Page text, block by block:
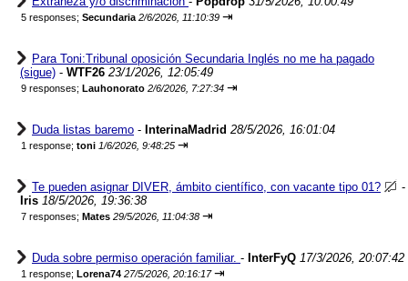
5 responses; Secundaria 2/6/2026, 11:10:39 ⇥
Para Toni:Tribunal oposición Secundaria Inglés no me ha pagado
(sigue) - WTF26 23/1/2026, 12:05:49
9 responses; Lauhonorato 2/6/2026, 7:27:34 ⇥
Duda listas baremo - InterinaMadrid 28/5/2026, 16:01:04
1 response; toni 1/6/2026, 9:48:25 ⇥
Te pueden asignar DIVER, ámbito científico, con vacante tipo 01?
-
Iris 18/5/2026, 19:36:38
7 responses; Mates 29/5/2026, 11:04:38 ⇥
Duda sobre permiso operación familiar. - InterFyQ 17/3/2026, 20:07:42
1 response; Lorena74 27/5/2026, 20:16:17 ⇥